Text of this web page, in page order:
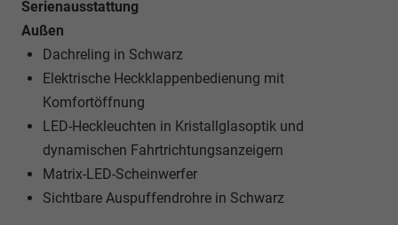
Serienausstattung
Außen
Dachreling in Schwarz
Elektrische Heckklappenbedienung mit
Komfortöffnung
LED-Heckleuchten in Kristallglasoptik und
dynamischen Fahrtrichtungsanzeigern
Matrix-LED-Scheinwerfer
Sichtbare Auspuffendrohre in Schwarz